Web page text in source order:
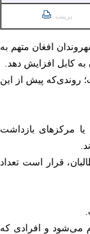
پرینت
افغان متهم به
کابل افزایش دهد.
روندی‌که پیش از این
در زندان‌ها یا مرکزهای بازداشت
قرار است تعداد
می‌شود و افرادی که